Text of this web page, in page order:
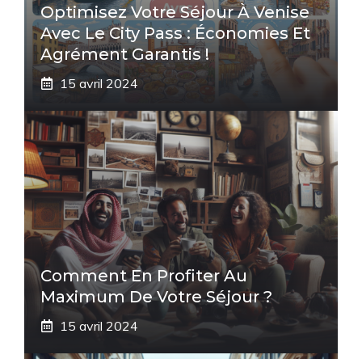
Optimisez Votre Séjour À Venise
Avec Le City Pass : Économies Et
Agrément Garantis !
15 avril 2024
Comment En Profiter Au
Maximum De Votre Séjour ?
15 avril 2024